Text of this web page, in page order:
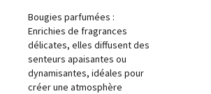
Bougies parfumées :
Enrichies de fragrances
délicates, elles diffusent des
senteurs apaisantes ou
dynamisantes, idéales pour
créer une atmosphère